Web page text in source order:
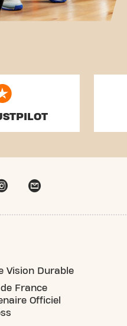
Vision Durable
France
Officiel